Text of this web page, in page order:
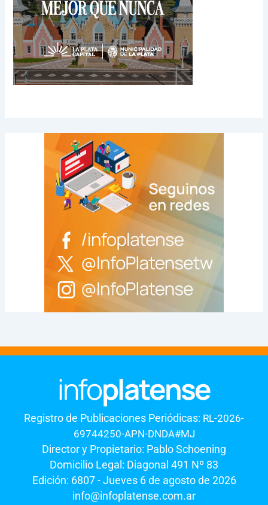
Registro de Publicaciones Periódicas: RL-2026-
69744250-APN-DNDA#MJ
Director y Propietario: Pablo Schoening
Domicilio Legal: Diagonal 491 Nº 83
Edición: 6807 - Jueves 6 de agosto de 2026
info@infoplatense.com.ar